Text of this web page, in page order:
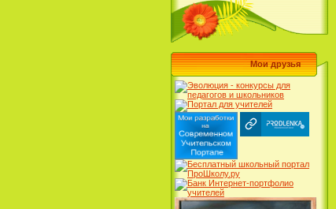
Мои друзья